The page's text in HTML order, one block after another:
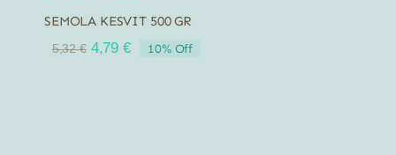
SEMOLA KESVIT 500 GR
5,32€ El
4,79 €El
10% Off